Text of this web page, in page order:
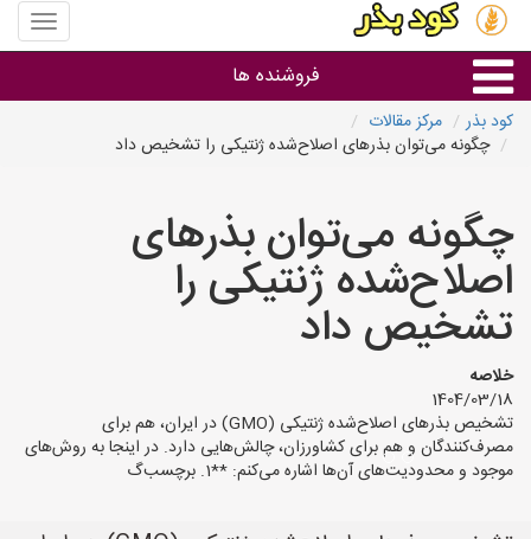
منوی
سایت
بذر
فروشنده ها
گروه ها
استان ها
کود بذر
مرکز مقالات
چگونه می‌توان بذرهای اصلاح‌شده ژنتیکی را تشخیص داد
چگونه می‌توان بذرهای
اصلاح‌شده ژنتیکی را
تشخیص داد
خلاصه
1404/03/18
تشخیص بذرهای اصلاح‌شده ژنتیکی (GMO) در ایران، هم برای
مصرف‌کنندگان و هم برای کشاورزان، چالش‌هایی دارد. در اینجا به روش‌های
موجود و محدودیت‌های آن‌ها اشاره می‌کنم: **1. برچسب‌گ